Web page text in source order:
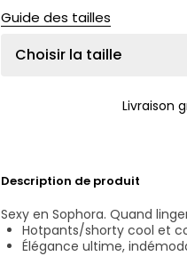
Guide des tailles
Choisir la taille
Livraison
Description de produit
Sexy en Sophora. Quand
Hotpants/shorty cool et
Élégance ultime,